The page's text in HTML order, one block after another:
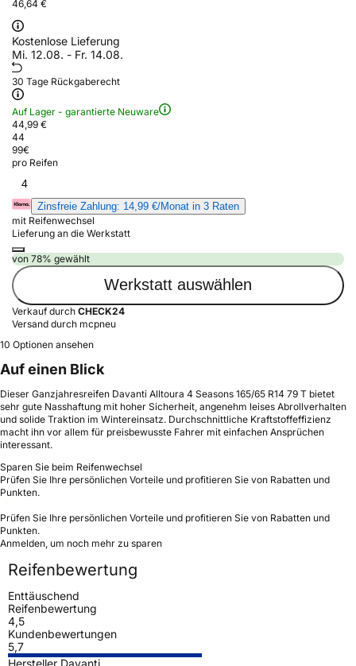
46,64 €
Kostenlose Lieferung
Mi. 12.08. - Fr. 14.08.
30 Tage Rückgaberecht
Auf Lager - garantierte Neuware
44,99 €
44
99€
pro Reifen
4
Zinsfreie Zahlung: 14,99 €/Monat in 3 Raten
mit Reifenwechsel
Lieferung an die Werkstatt
von 78% gewählt
Werkstatt auswählen
Verkauf durch CHECK24
Versand durch mcpneu
10 Optionen ansehen
Auf einen Blick
Dieser Ganzjahresreifen Davanti Alltoura 4 Seasons 165/65 R14 79 T bietet
sehr gute Nasshaftung mit hoher Sicherheit, angenehm leises Abrollverhalten
und solide Traktion im Wintereinsatz. Durchschnittliche Kraftstoffeffizienz
macht ihn vor allem für preisbewusste Fahrer mit einfachen Ansprüchen
interessant.
Sparen Sie beim Reifenwechsel
Prüfen Sie Ihre persönlichen Vorteile und profitieren Sie von Rabatten und
Punkten.
Prüfen Sie Ihre persönlichen Vorteile und profitieren Sie von Rabatten und
Punkten.
Anmelden, um noch mehr zu sparen
Reifenbewertung
Enttäuschend
Reifenbewertung
4,5
Kundenbewertungen
5,7
Hersteller Davanti